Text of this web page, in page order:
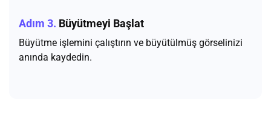
Adım 3. Büyütmeyi Başlat
Büyütme işlemini çalıştırın ve büyütülmüş görselinizi
anında kaydedin.